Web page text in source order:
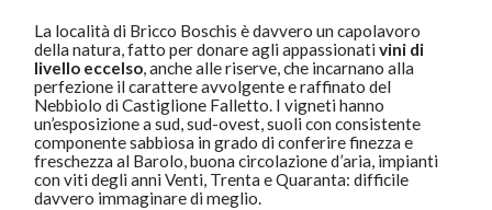
La località di Bricco Boschis è davvero un capolavoro
della natura, fatto per donare agli appassionativini di
livello eccelso, anche alle riserve, che incarnano alla
perfezione il carattere avvolgente e raffinato del
Nebbiolo di Castiglione Falletto. I vigneti hanno
un’esposizione a sud, sud-ovest, suoli con consistente
componente sabbiosa in grado di conferire finezza e
freschezza al Barolo, buona circolazione d’aria, impianti
con viti degli anni Venti, Trenta e Quaranta: difficile
davvero immaginare di meglio.